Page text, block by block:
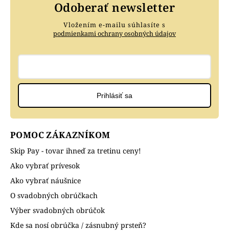
POMOC ZÁKAZNÍKOM
Skip Pay - tovar ihneď za tretinu ceny!
Ako vybrať prívesok
Ako vybrať náušnice
O svadobných obrúčkach
Výber svadobných obrúčok
Kde sa nosí obrúčka / zásnubný prsteň?
Odoberať newsletter
Vložením e-mailu súhlasíte s
podmienkami ochrany osobných údajov
Prihlásiť sa